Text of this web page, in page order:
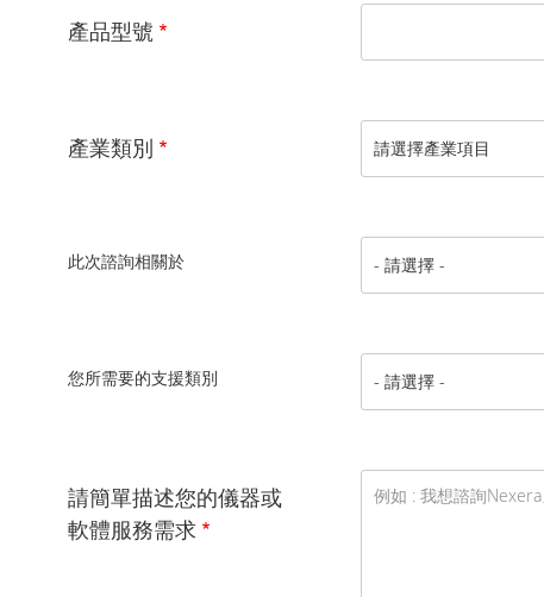
產品型號
產業類別
此次諮詢相關於
您所需要的支援類別
請簡單描述您的儀器或
軟體服務需求